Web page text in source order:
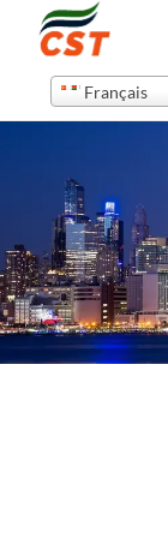
Français